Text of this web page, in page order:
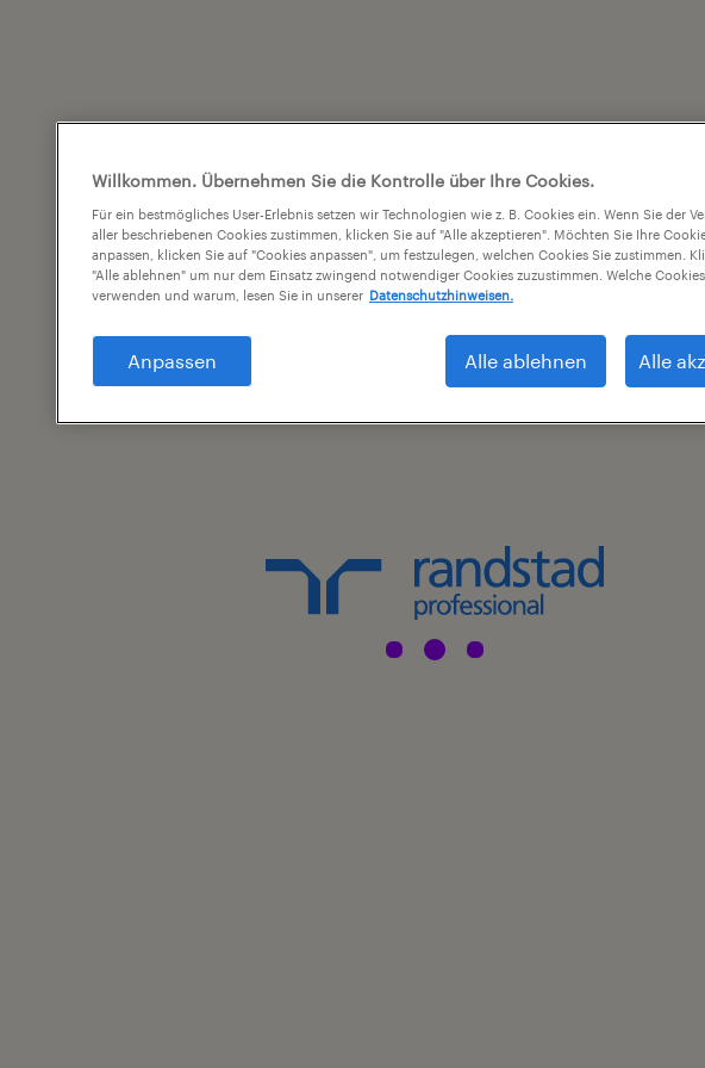
Willkommen. Übernehmen Sie die Kontrolle über Ihre Cookies.
Für ein bestmögliches User-Erlebnis setzen wir Technologien wie z. B. Cookies ein. Wenn Sie der
aller beschriebenen Cookies zustimmen, klicken Sie auf "Alle akzeptieren". Möchten Sie Ihre
anpassen, klicken Sie auf "Cookies anpassen", um festzulegen, welchen Cookies Sie zustimmen.
"Alle ablehnen" um nur dem Einsatz zwingend notwendiger Cookies zuzustimmen. Welche
verwenden und warum, lesen Sie in unserer Datenschutzhinweisen.
Anpassen Alle ablehnen Alle